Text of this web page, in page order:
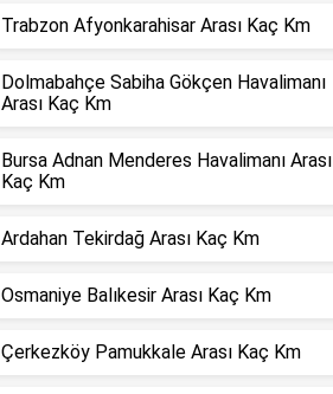
Trabzon Afyonkarahisar Arası Kaç Km
Dolmabahçe Sabiha Gökçen Havalimanı
Arası Kaç Km
Bursa Adnan Menderes Havalimanı Arası
Kaç Km
Ardahan Tekirdağ Arası Kaç Km
Osmaniye Balıkesir Arası Kaç Km
Çerkezköy Pamukkale Arası Kaç Km